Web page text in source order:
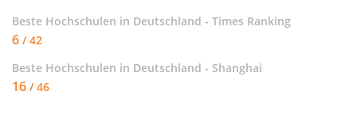
Beste Hochschulen in Deutschland - Times Ranking
6 / 42
Beste Hochschulen in Deutschland - Shanghai
16 / 46